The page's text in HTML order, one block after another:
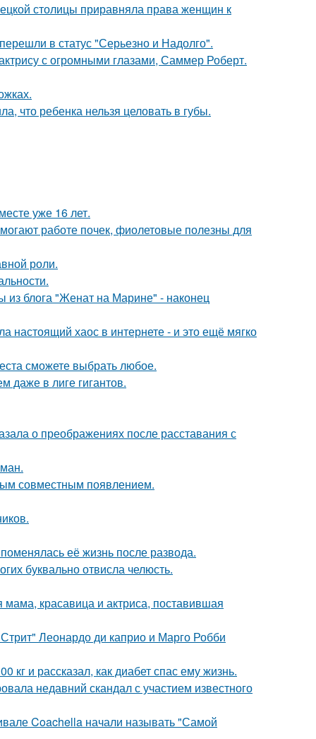
столицы приравняла права женщин к
в статус "Серьезно и Надолго".
с огромными глазами, Саммер Роберт.
что ребенка нельзя целовать в губы.
уже 16 лет.
работе почек, фиолетовые полезны для
роли.
из блога "Женат на Марине" - наконец
настоящий хаос в интернете - и это ещё мягко
сможете выбрать любое.
даже в лиге гигантов.
о преображениях после расставания с
совместным появлением.
её жизнь после развода.
буквально отвисла челюсть.
красавица и актриса, поставившая
Леонардо ди каприо и Марго Робби
и рассказал, как диабет спас ему жизнь.
недавний скандал с участием известного
Coachella начали называть "Самой